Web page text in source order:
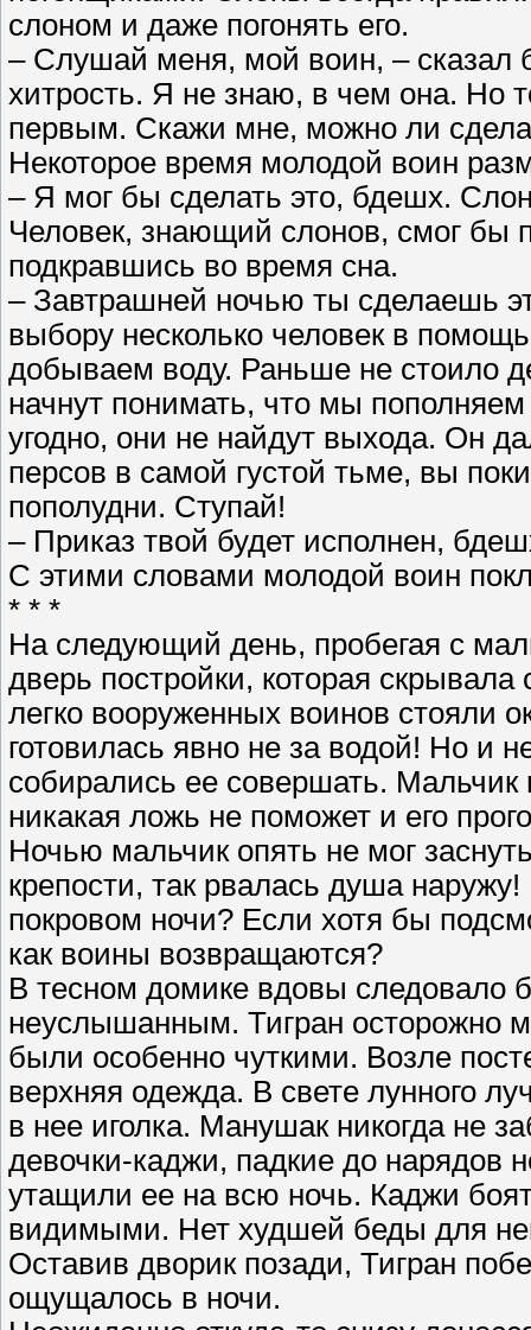
слоном и даже погонять его.
– Слушай меня, мой воин, – сказал
хитрость. Я не знаю, в чем она. Но
первым. Скажи мне, можно ли
Некоторое время молодой воин
– Я мог бы сделать это, бдешх.
Человек, знающий слонов, смог бы
подкравшись во время сна.
– Завтрашней ночью ты сделаешь
выбору несколько человек в
добываем воду. Раньше не стоило
начнут понимать, что мы
угодно, они не найдут выхода. Он
персов в самой густой тьме, вы
пополудни. Ступай!
– Приказ твой будет исполнен,
С этими словами молодой воин
* * *
На следующий день, пробегая с
дверь постройки, которая
легко вооруженных воинов стояли
готовилась явно не за водой! Но и
собирались ее совершать. Мальчик
никакая ложь не поможет и его
Ночью мальчик опять не мог
крепости, так рвалась душа
покровом ночи? Если хотя бы
как воины возвращаются?
В тесном домике вдовы следовало
неуслышанным. Тигран осторожно
были особенно чуткими. Возле
верхняя одежда. В свете лунного
в нее иголка. Манушак никогда не
девочки-каджи, падкие до нарядов
утащили ее на всю ночь. Каджи
видимыми. Нет худшей беды для
Оставив дворик позади, Тигран
ощущалось в ночи.